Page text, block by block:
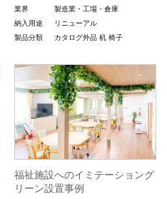
業界
製造業・工場・倉庫
納入用途
リニューアル
製品分類
カタログ外品 机 椅子
福祉施設へのイミテーショング
リーン設置事例